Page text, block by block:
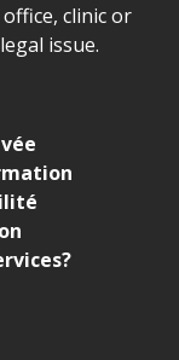
clinic or
issue.